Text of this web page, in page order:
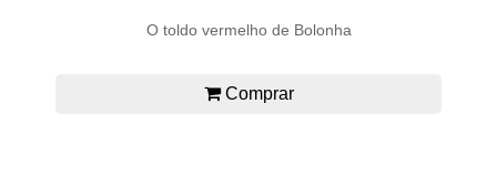
O toldo vermelho de Bolonha
Comprar